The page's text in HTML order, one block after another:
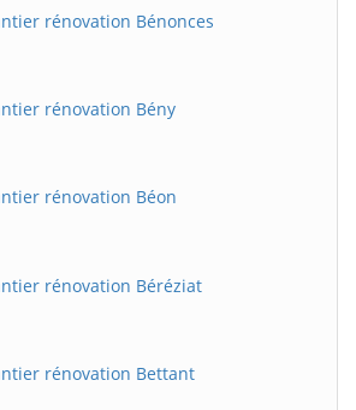
rénovation Bénonces
rénovation Bény
rénovation Béon
rénovation Béréziat
rénovation Bettant